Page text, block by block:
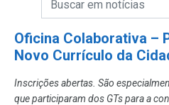
Oficina Colaborativa –
Novo Currículo da
Inscrições abertas. São
que participaram dos GTs para a